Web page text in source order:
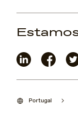
Portugal